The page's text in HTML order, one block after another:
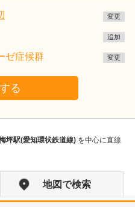
変更
追加
ゼ症候群 変更
る
坪駅(愛知環状鉄道線) を中心に直線
地図で検索